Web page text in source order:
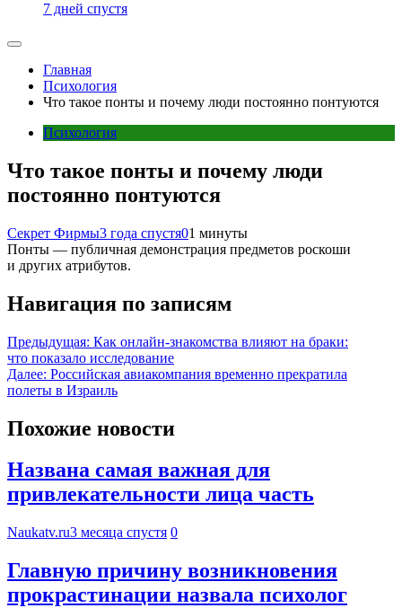
7 дней спустя
Главная
Психология
Что такое понты и почему люди постоянно понтуются
Психология
Что такое понты и почему люди
постоянно понтуются
Секрет Фирмы3 года спустя01 минуты
Понты — публичная демонстрация предметов роскоши
и других атрибутов.
Навигация по записям
Предыдущая: Как онлайн-знакомства влияют на браки:
что показало исследование
Далее: Российская авиакомпания временно прекратила
полеты в Израиль
Похожие новости
Названа самая важная для
привлекательности лица часть
Naukatv.ru3 месяца спустя 0
Главную причину возникновения
прокрастинации назвала психолог